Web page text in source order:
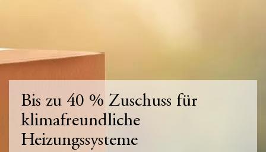
Bis zu 40 % Zuschuss für
klimafreundliche
Heizungssysteme